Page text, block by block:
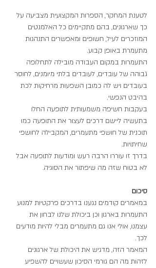
לטענת המחקר, הספרות המקצועית מצביעה על
כך שארגונים, בהם מתקיימים כל האלמנטים
המוזכרים לעיל, חשופים ומאפשרים התנהגות
מתעמרת באופן קבוע.
התעמרות במקום העבודה מובילה לתחלופה
גבוהה של עובדים, לעובדים בלתי מיומנים, לחוסר
בעובדים ויש לה כמובן השפעות מרחיקות לכת
בהיבט הנפשי.
בעקבות חשיפה משמעותית לתופעה החלו
בתעשיה ליישם דרכים לעצור את התופעה כמו
תוכנית של חושפי מתעמרים, המקבילה לחושפי
שחיתויות.
בדרך זו עוררו הרבה רעש ומודעות לתופעה אבל
לא בטוח שזה מה שיפתור את הסוגיה.
סיכום
במאמרים קודמים נגענו בדרכים פרקטיות למנוע
התעמרות בארגון וכן ביכולת שלנו לבחון את
עצמנו, אולי אנו גם מתעמרים מבלי להיות מודעים
לכך.
המאמר הזה, מדגיש את היכולת של ארגונים
לזהות מה הם גורמי הסיכון שעשויים להשפיע